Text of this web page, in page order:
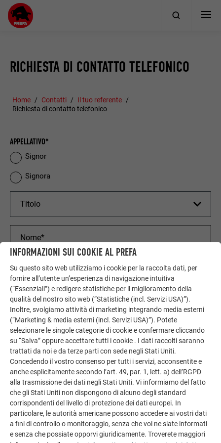
RICHIESTA DI CONTATTO TELEFONICO
Home Contatti
Il tuo referente
Richiesta di contatto telefonico
APPELLATIVO*
Signor
Signora
INFORMAZIONI SUI COOKIE AL PREFA
Su questo sito web utilizziamo i cookie per la raccolta dati, per
fornire all’utente un’esperienza di navigazione intuitiva
(“Essenziali”) e redigere statistiche per il miglioramento della
qualità del nostro sito web (“Statistiche (incl. Servizi USA)”).
Inoltre, svolgiamo attività di marketing integrando media esterni
(“Marketing & media esterni (incl. Servizi USA)”). Potete
selezionare le singole categorie di cookie e confermare cliccando
su “Salva” oppure accettare tutti i cookie . I dati raccolti saranno
trattati da noi e da terze parti con sede negli Stati Uniti.
Concedendo il vostro consenso per tutti i servizi, acconsentite e
anche esplicitamente secondo l’art. 49, par. 1, lett. a) dell’RGPD
alla trasmissione dei dati negli Stati Uniti. Vi informiamo del fatto
che gli Stati Uniti non dispongono di alcuno degli standard
corrispondenti del livello di protezione dei dati europei. In
particolare, le autorità americane possono accedere ai vostri dati
a fini di controllo o monitoraggio, senza che voi ne siate informati
e senza che possiate opporvi giuridicamente. Troverete maggiori